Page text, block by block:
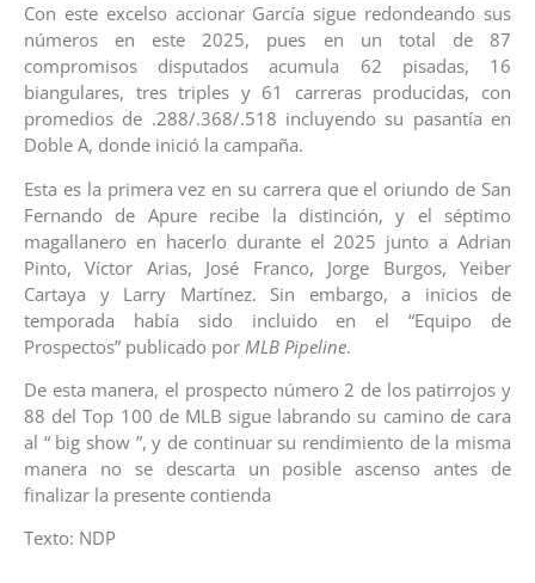
Con este excelso accionar García sigue redondeando sus
números en este 2025, pues en un total de 87
compromisos disputados acumula 62 pisadas, 16
biangulares, tres triples y 61 carreras producidas, con
promedios de .288/.368/.518 incluyendo su pasantía en
Doble A, donde inició la campaña.
Esta es la primera vez en su carrera que el oriundo de San
Fernando de Apure recibe la distinción, y el séptimo
magallanero en hacerlo durante el 2025 junto a Adrian
Pinto, Víctor Arias, José Franco, Jorge Burgos, Yeiber
Cartaya y Larry Martínez. Sin embargo, a inicios de
temporada había sido incluido en el “Equipo de
Prospectos” publicado por MLB Pipeline.
De esta manera, el prospecto número 2 de los patirrojos y
88 del Top 100 de MLB sigue labrando su camino de cara
al “ big show ”, y de continuar su rendimiento de la misma
manera no se descarta un posible ascenso antes de
finalizar la presente contienda
Texto: NDP